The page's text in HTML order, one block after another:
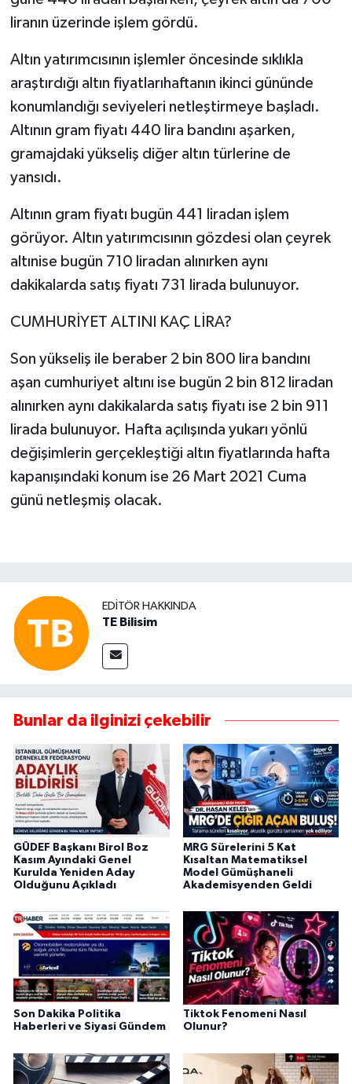
liranın üzerinde işlem gördü.
Altın yatırımcısının işlemler öncesinde sıklıkla
araştırdığı altın fiyatlarıhaftanın ikinci gününde
konumlandığı seviyeleri netleştirmeye başladı.
Altının gram fiyatı 440 lira bandını aşarken,
gramajdaki yükseliş diğer altın türlerine de
yansıdı.
Altının gram fiyatı bugün 441 liradan işlem
görüyor. Altın yatırımcısının gözdesi olan çeyrek
altınise bugün 710 liradan alınırken aynı
dakikalarda satış fiyatı 731 lirada bulunuyor.
CUMHURİYET ALTINI KAÇ LİRA?
Son yükseliş ile beraber 2 bin 800 lira bandını
aşan cumhuriyet altını ise bugün 2 bin 812 liradan
alınırken aynı dakikalarda satış fiyatı ise 2 bin 911
lirada bulunuyor. Hafta açılışında yukarı yönlü
değişimlerin gerçekleştiği altın fiyatlarında hafta
kapanışındaki konum ise 26 Mart 2021 Cuma
günü netleşmiş olacak.
EDITÖR HAKKINDA
TE Bilisim
Bunlar da ilginizi çekebilir
GÜDEF Başkanı Birol Boz
Kasım Ayındaki Genel
Kurulda Yeniden Aday
Olduğunu Açıkladı
MRG Sürelerini 5 Kat
Kısaltan Matematiksel
Model Gümüşhaneli
Akademisyenden Geldi
Son Dakika Politika
Haberleri ve Siyasi Gündem
Tiktok Fenomeni Nasıl
Olunur?